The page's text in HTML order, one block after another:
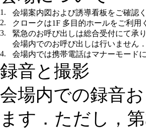
1.
会場案内図および誘導看板をご確認
2.
クロークは1F 多目的ホールをご利用
3.
緊急のお呼び出しは総合受付にて承
会場内でのお呼び出しは行いません．
4.
会場内では携帯電話はマナーモード
録音と撮影
会場内での録音
ます．ただし，